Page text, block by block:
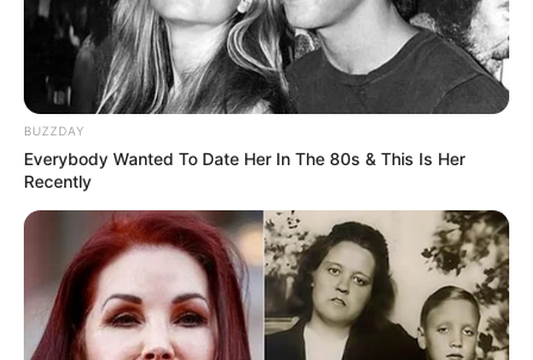
BUZZDAY
Everybody Wanted To Date Her In The 80s & This Is Her
Recently